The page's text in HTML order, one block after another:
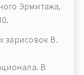
Эрмитажа,
зарисовок В.
В